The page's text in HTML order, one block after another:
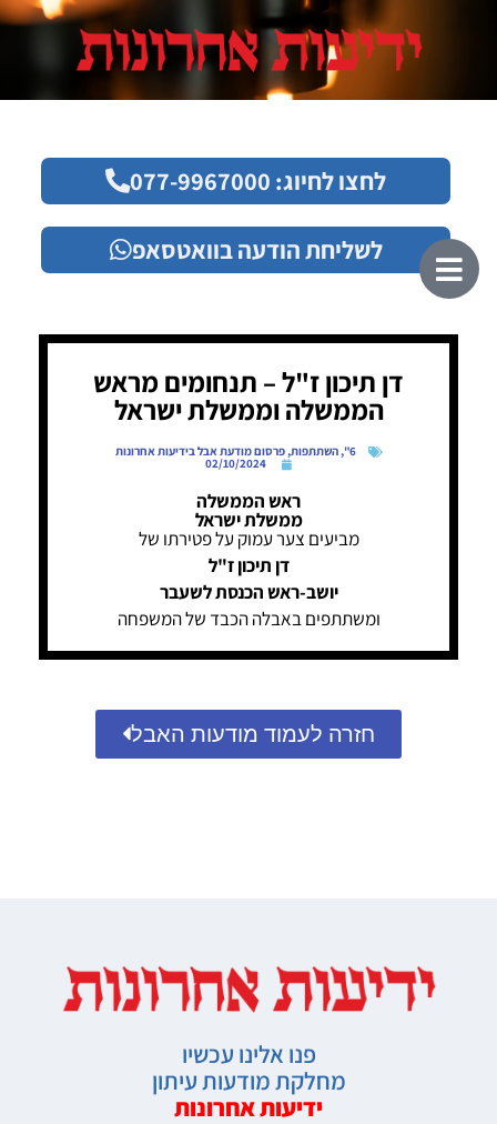
לחצו לחיוג: 077-9967000
לשליחת הודעה בוואטסאפ
דן תיכון ז"ל – תנחומים מראש
הממשלה וממשלת ישראל
6"
,השתתפות,פרסום מודעת אבל בידיעות אחרונות
02/10/2024
ראש הממשלה
ממשלת ישראל
מביעים צער עמוק על פטירתו של
דן תיכון ז"ל
יושב-ראש הכנסת לשעבר
ומשתתפים באבלה הכבד של המשפחה
חזרה לעמוד מודעות האבל
פנו אלינו עכשיו
מחלקת מודעות עיתון
ידיעות אחרונות